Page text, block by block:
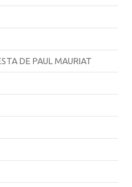
DE PAUL MAURIAT